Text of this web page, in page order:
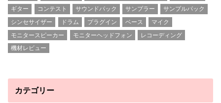
ギター
コンテスト サウンドパック サンプラー
サンプルパック
シンセサイザー
ドラム プラグイン ベース
マイク
モニタースピーカー
モニターヘッドフォン
レコーディング
機材レビュー
カテゴリー